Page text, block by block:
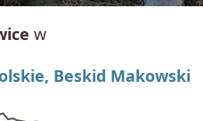
w
Beskid Makowski